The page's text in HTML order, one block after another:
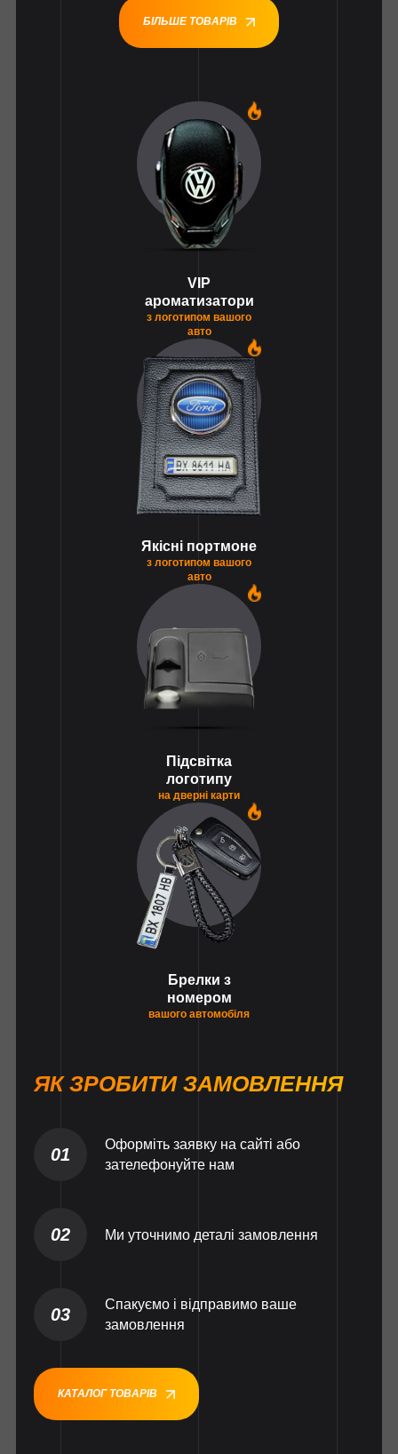
БІЛЬШЕ ТОВАРІВ
VIP
ароматизатори
з логотипом вашого
авто
Якісні портмоне
з логотипом вашого
авто
Підсвітка
логотипу
на дверні карти
Брелки з
номером
вашого автомобіля
ЯК ЗРОБИТИ ЗАМОВЛЕННЯ
01
Оформіть заявку на сайті або
зателефонуйте нам
02 Ми уточнимо деталі замовлення
03
Спакуємо і відправимо ваше
замовлення
КАТАЛОГ ТОВАРІВ